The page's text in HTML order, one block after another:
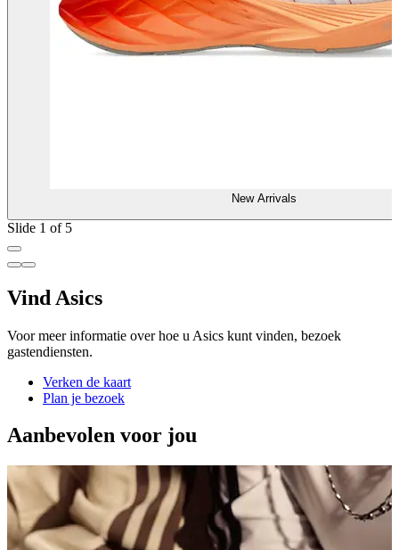
New Arrivals
Slide 1 of 5
Vind Asics
Voor meer informatie over hoe u Asics kunt vinden, bezoek
gastendiensten.
Verken de kaart
Plan je bezoek
Aanbevolen voor jou